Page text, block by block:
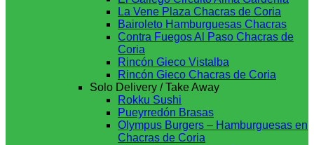
La Vene Plaza Chacras de Coria
Bairoleto Hamburguesas Chacras
Contra Fuegos Al Paso Chacras de
Coria
Rincón Gieco Vistalba
Rincón Gieco Chacras de Coria
Solo Delivery / Take Away
Rokku Sushi
Pueyrredón Brasas
Olympus Burgers – Hamburguesas en
Chacras de Coria